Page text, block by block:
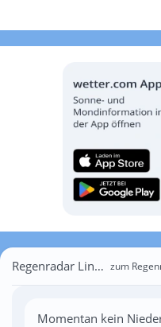
Regenradar Lindenhöhe zum
Momentan kein